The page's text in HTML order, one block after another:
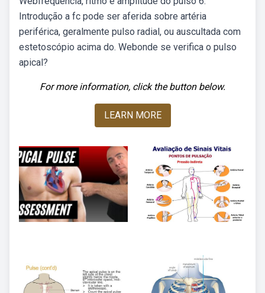
Introdução a fc pode ser aferida sobre artéria
periférica, geralmente pulso radial, ou auscultada com
estetoscópio acima do. Webonde se verifica o pulso
apical?
For more information, click the button below.
LEARN MORE